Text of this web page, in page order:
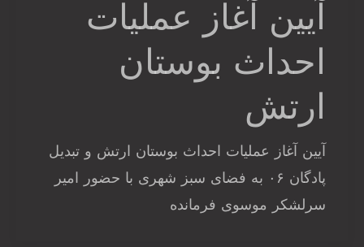
آیین آغاز عملیات
احداث بوستان
ارتش
آیین آغاز عملیات احداث بوستان ارتش و تبدیل
پادگان ۰۶ به فضای سبز شهری با حضور امیر
سرلشکر موسوی فرمانده